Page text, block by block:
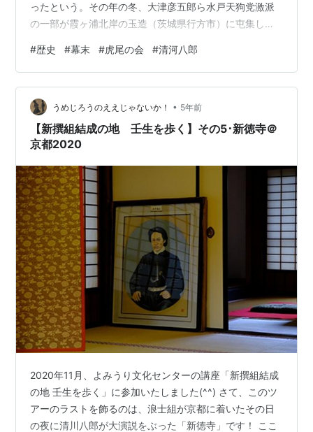
ったという。その年の冬、大津彦五郎ら水戸天狗党激派
の一部が霞ヶ浦北岸の玉造（茨城県行方市）に屯集し、
を知った清河は、翌年の正月、下総にその様子を探った
が、その実態に失望し、独自での攘夷断行を決意したの
である。 清河八郎は、下総から戻った直後の2月11日、
郷里の叔父に宛てた手紙で、「どうしても近き中に争動
始り可申、其時は天晴の働き致可申と楽罷在候。それに
付ても、只今のうちに私共に存分力を助け…
#歴史 #幕末 #虎尾の会 #清河八郎
うめじろうのええじゃないか！ • 5年前
【新撰組結成の地 壬生を歩く】その5･新徳寺＠
京都2020
2020年11月、よみうり文化センターの講座「新撰組結成
の地 壬生を歩く」に参加いたしました(^^) さて、このツ
アーのラストを飾るのは、浪士組が京都に着いたその日
の夜に清川八郎が大演説をぶった「新徳寺」です！ ここ